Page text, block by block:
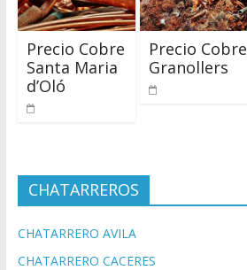
Precio Cobre
Santa Maria
d’Oló
Precio Cobre
Granollers
CHATARREROS
CHATARRERO AVILA
CHATARRERO CACERES